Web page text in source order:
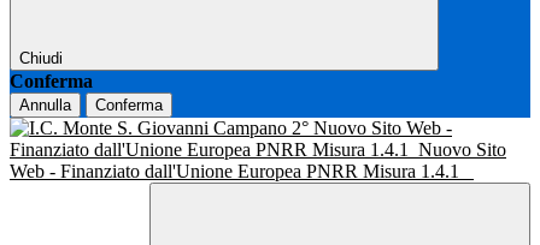
Chiudi
Conferma
Annulla Conferma
Nuovo Sito Web -
Finanziato dall'Unione Europea PNRR Misura 1.4.1
Nuovo Sito
Web - Finanziato dall'Unione Europea PNRR Misura 1.4.1